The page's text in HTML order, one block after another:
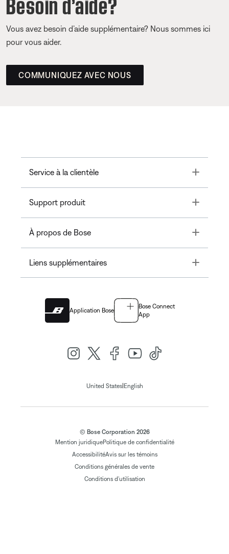
Vous avez besoin d’aide supplémentaire? Nous sommes ici
pour vous aider.
COMMUNIQUEZ AVEC NOUS
Service à la clientèle Toggle
Support produit Toggle
À propos de Bose Toggle
Liens supplémentaires Toggle
Application Bose
Bose Connect
App
United States| English
© Bose Corporation 2026
Mention juridiquePolitique de confidentialité
AccessibilitéAvis sur les témoins
Conditions générales de vente
Conditions d'utilisation